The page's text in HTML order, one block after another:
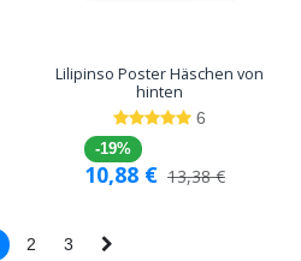
Lilipinso Poster Häschen von
hinten
6
-19%
10,88 € 13,38€
2 3